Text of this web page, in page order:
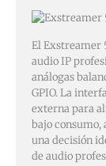
El Exstreamer
audio IP
análogas
GPIO. La
externa para
bajo
una decisión
de audio